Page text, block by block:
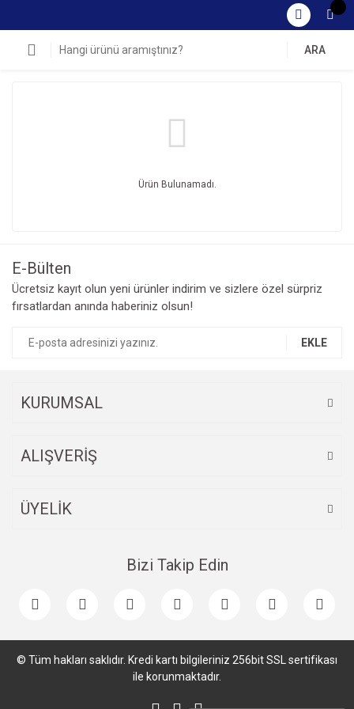
ARA
Ürün Bulunamadı.
E-Bülten
Ücretsiz kayıt olun yeni ürünler indirim ve sizlere özel sürpriz
fırsatlardan anında haberiniz olsun!
EKLE
KURUMSAL
ALIŞVERİŞ
ÜYELİK
Bizi Takip Edin
© Tüm hakları saklıdır. Kredi kartı bilgileriniz 256bit SSL sertifikası
ile korunmaktadır.